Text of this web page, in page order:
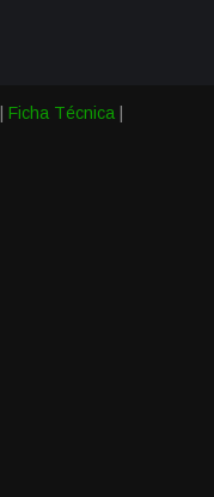
Ficha Técnica